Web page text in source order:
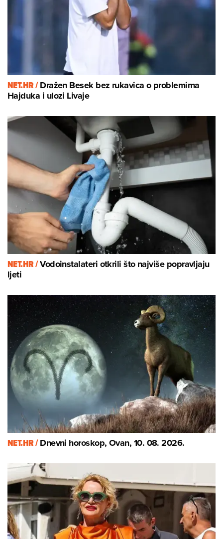
NET.HR /Dražen Besek bez rukavica o problemima
Hajduka i ulozi Livaje
NET.HR /Vodoinstalateri otkrili što najviše popravljaju
ljeti
NET.HR /Dnevni horoskop, Ovan, 10. 08. 2026.